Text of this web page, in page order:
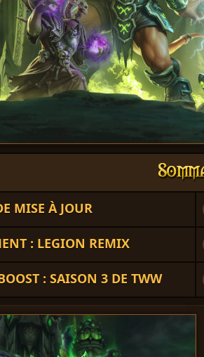
MISE À JOUR
: LEGION REMIX
: SAISON 3 DE TWW